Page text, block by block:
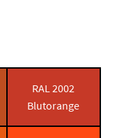
RAL 2002
Blutorange